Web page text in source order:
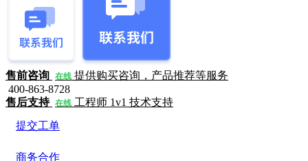
售前咨询 在线 提供购买咨询，产品推荐等服务
400-863-8728
售后支持 在线 工程师 1v1 技术支持
提交工单
商务合作